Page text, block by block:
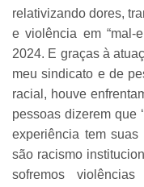
relativizando dores,
e violência em “mal-
2024. E graças à
meu sindicato e de
racial, houve
pessoas dizerem que
experiência tem
são racismo
sofremos